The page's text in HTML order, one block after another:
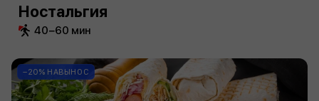
Ностальгия
40−60 мин
−20% НАВЫНОС